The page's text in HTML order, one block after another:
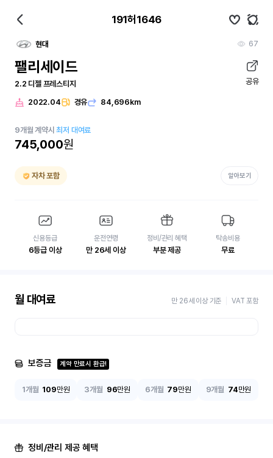
191허1646
현대 67
팰리세이드
2.2 디젤 프레스티지 공유
2022.04 경유 84,696km
9개월 계약시최저 대여료
745,000원
자차 포함 알아보기
신용등급
6등급 이상
운전연령
만 26세 이상
정비/관리 혜택
부분 제공
탁송비용
무료
월 대여료 만 26세 이상 기준 VAT 포함
보증금 계약 만료시 환급!
1개월 109만원 3개월 96만원 6개월 79만원 9개월 74만원
정비/관리 제공 혜택